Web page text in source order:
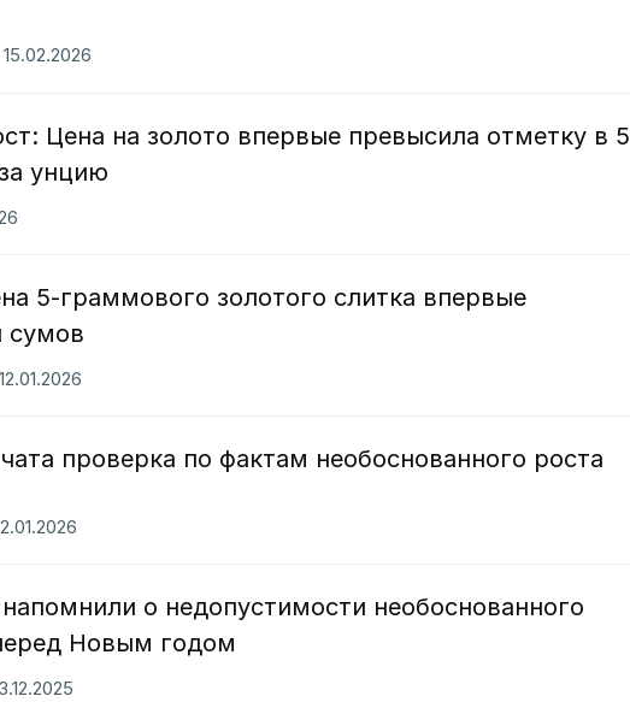
Цена на золото впервые превысила отметку в 5
унцию
5-граммового золотого слитка впервые
сумов
проверка по фактам необоснованного роста
о недопустимости необоснованного
Новым годом